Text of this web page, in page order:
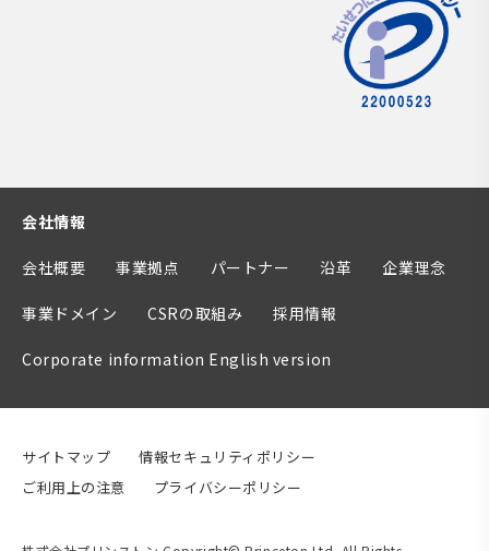
会社情報
会社概要 事業拠点 パートナー 沿革 企業理念
事業ドメイン CSRの取組み 採用情報
Corporate information English version
サイトマップ
情報セキュリティポリシー
ご利用上の注意
プライバシーポリシー